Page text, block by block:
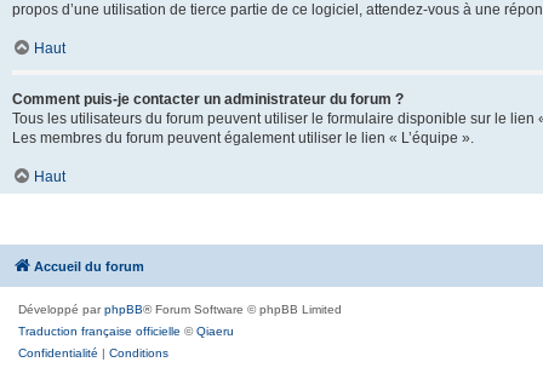
propos d’une utilisation de tierce partie de ce logiciel, attendez-vous à une
Haut
Comment puis-je contacter un administrateur du forum ?
Tous les utilisateurs du forum peuvent utiliser le formulaire disponible sur le
Les membres du forum peuvent également utiliser le lien « L’équipe ».
Haut
Accueil du forum
Développé parphpBB® Forum Software © phpBB Limited
Traduction française officielle ©Qiaeru
Confidentialité | Conditions